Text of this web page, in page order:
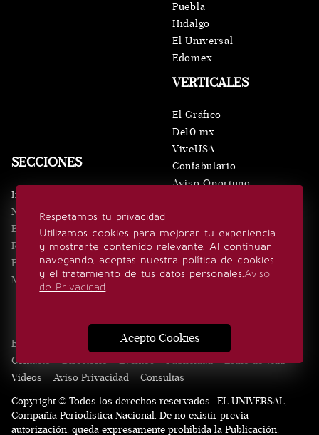
Respetamos tu privacidad
Utilizamos cookies para mejorar tu experiencia
y mostrarte contenido relevante. Al continuar
navegando, aceptas nuestra política de cookies
y el tratamiento de tus datos personales.Aviso
de Privacidad.
Acepto Cookies
SECCIONES
Inicio
Noticias
Eventos
Realeza
Estilo de vida
Minuto x Minuto
VERTICALES
El Gráfico
De10.mx
ViveUSA
Confabulario
Aviso Oportuno
Puebla
Hidalgo
El Universal
Edomex
SÍGUENOS
Edición Impresa Noticias Quiénes somos
Contacto
Directorio Eventos Publicidad
Estilo de vida
Videos
Aviso Privacidad
Consultas
Copyright © Todos los derechos reservados | EL UNIVERSAL,
Compañía Periodística Nacional. De no existir previa
autorización, queda expresamente prohibida la Publicación,